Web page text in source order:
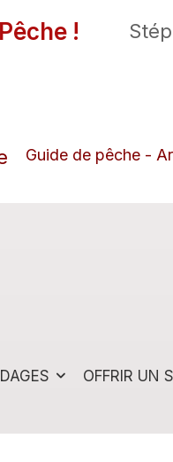
!
Guide de pêche -
OFFRIR UN